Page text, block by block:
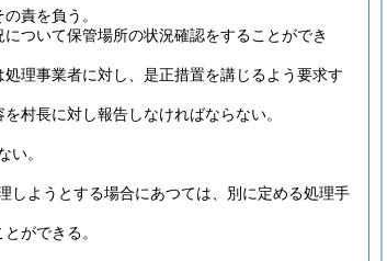
責を負う。
ついて保管場所の状況確認をすることができ
理事業者に対し、是正措置を講じるよう要求す
村長に対し報告しなければならない。
い。
しようとする場合にあつては、別に定める処理手
ができる。